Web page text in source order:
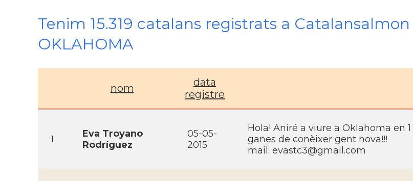
Tenim 15.319 catalans registrats a Catalansalmon
OKLAHOMA
nom
data
registre
1
Eva Troyano
Rodrí­guez
05-05-
2015
Hola! Aniré a viure a Oklahoma en
ganes de conèixer gent nova!!!
mail: evastc3@gmail.com